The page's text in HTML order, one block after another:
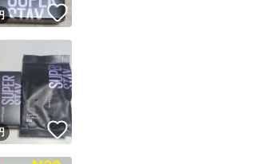
いいね！
いいね！